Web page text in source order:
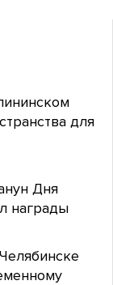
для
Дня
награды